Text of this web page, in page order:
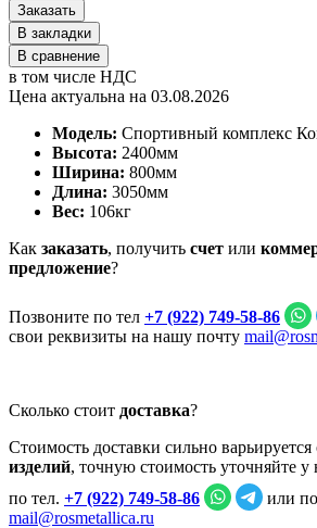
Заказать
В закладки
В сравнение
в том числе НДС
Цена актуальна на 03.08.2026
Модель: Спортивный комплекс
Высота: 2400мм
Ширина: 800мм
Длина: 3050мм
Вес: 106кг
Как заказать, получить счет или
предложение?
Позвоните по тел +7 (922) 749‑58‑86
свои реквизиты на нашу почту
Сколько стоит доставка?
Стоимость доставки сильно варьируется
изделий, точную стоимость уточняйте
по тел. +7 (922) 749‑58‑86
или
mail@rosmetallica.ru